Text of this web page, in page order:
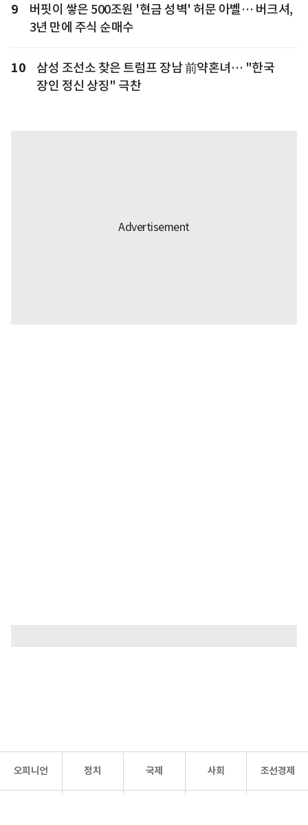
9
버핏이 쌓은 500조원 '현금 성벽' 허문 아벨… 버크셔,
3년 만에 주식 순매수
10
삼성 조선소 찾은 트럼프 장남 前약혼녀… "한국
장인 정신 상징" 극찬
오피니언 정치 국제 사회 조선경제